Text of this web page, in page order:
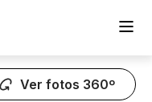
Ver fotos 360º